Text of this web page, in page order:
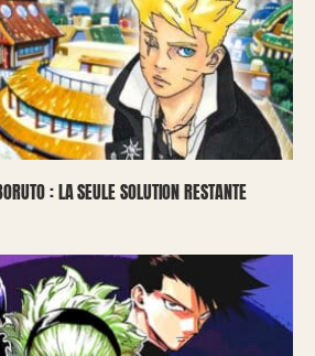
: LA SEULE SOLUTION RESTANTE